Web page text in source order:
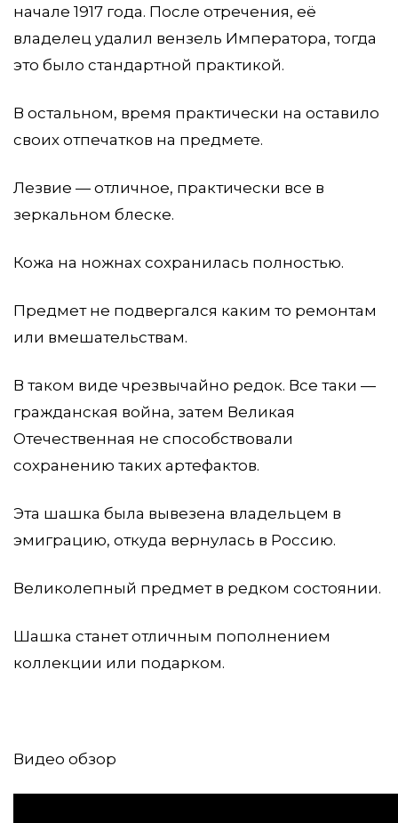
начале 1917 года. После отречения, её
владелец удалил вензель Императора, тогда
это было стандартной практикой.
В остальном, время практически на оставило
своих отпечатков на предмете.
Лезвие — отличное, практически все в
зеркальном блеске.
Кожа на ножнах сохранилась полностью.
Предмет не подвергался каким то ремонтам
или вмешательствам.
В таком виде чрезвычайно редок. Все таки —
гражданская война, затем Великая
Отечественная не способствовали
сохранению таких артефактов.
Эта шашка была вывезена владельцем в
эмиграцию, откуда вернулась в Россию.
Великолепный предмет в редком состоянии.
Шашка станет отличным пополнением
коллекции или подарком.
Видео обзор